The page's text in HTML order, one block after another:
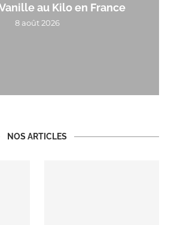
au Kilo en France
8 août 2026
NOS ARTICLES